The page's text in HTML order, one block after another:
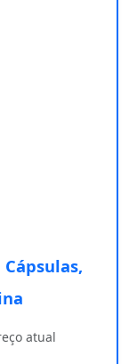
atual